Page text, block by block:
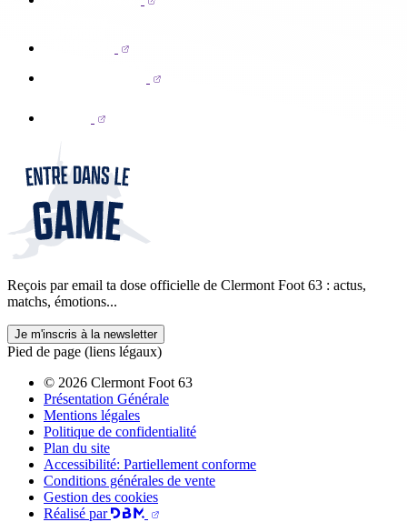
Reçois par email ta dose officielle de Clermont Foot 63 : actus,
matchs, émotions...
Je m'inscris à la newsletter
Pied de page (liens légaux)
© 2026 Clermont Foot 63
Présentation Générale
Mentions légales
Politique de confidentialité
Plan du site
Accessibilité: Partiellement conforme
Conditions générales de vente
Gestion des cookies
Réalisé par